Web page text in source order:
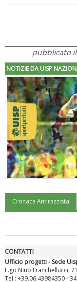
pubblicato
NOTIZIE DA UISP
"Superare gli
Cronaca Antirazzista
CONTATTI
Ufficio progetti - Sede
L.go Nino Franchellucci,
Tel.: +39.06.43984350 -